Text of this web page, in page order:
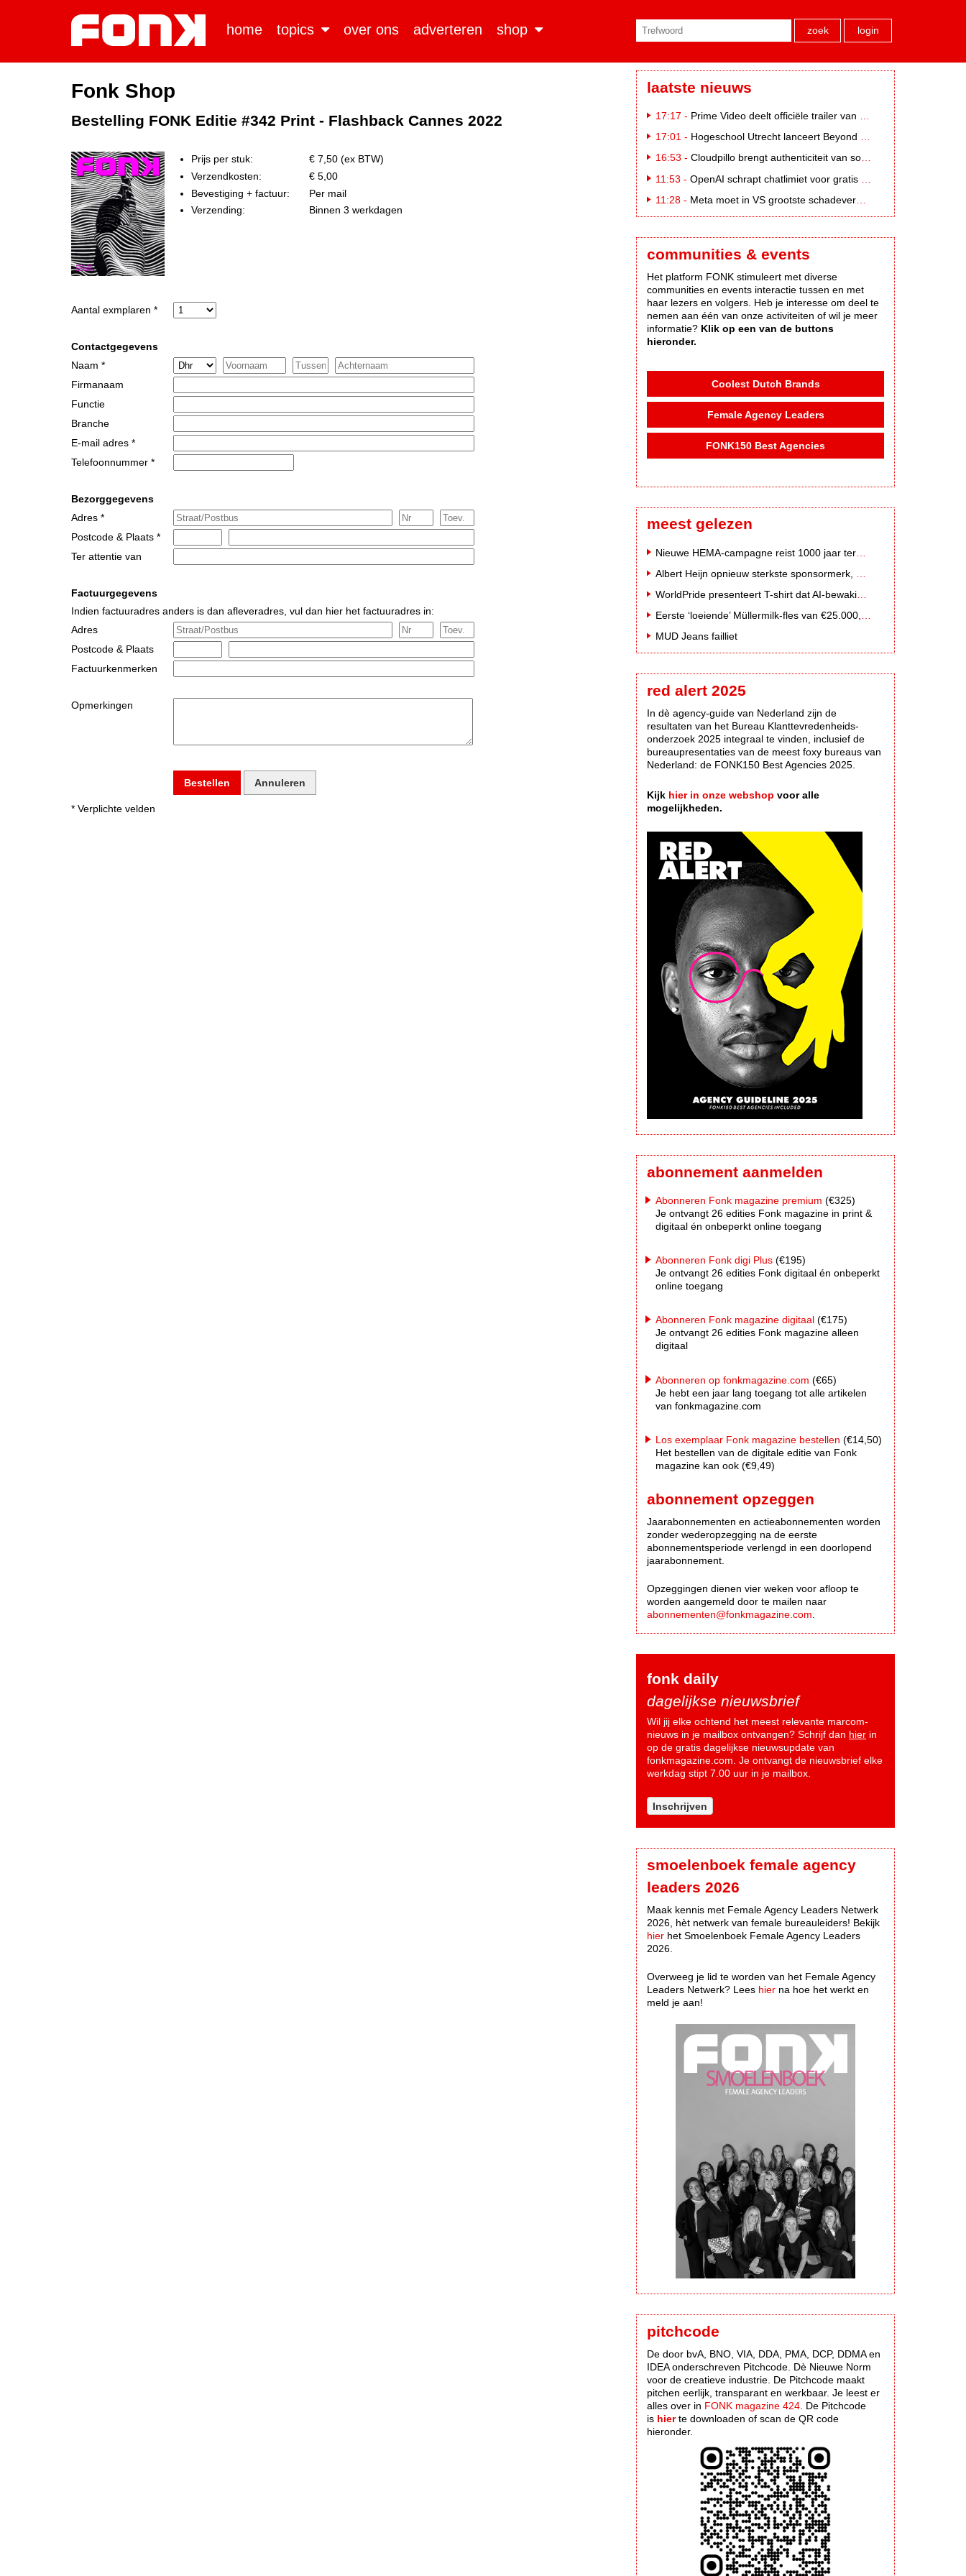
home topics over ons adverteren shop zoek login
Fonk Shop
Bestelling FONK Editie #342 Print - Flashback Cannes 2022
Prijs per stuk:
€ 7,50 (ex BTW)
Verzendkosten:
€ 5,00
Bevestiging + factuur:
Per mail
Verzending:
Binnen 3 werkdagen
Aantal exmplaren *
Contactgegevens
Naam *
Firmanaam
Functie
Branche
E-mail adres *
Telefoonnummer *
Bezorggegevens
Adres *
Postcode & Plaats *
Ter attentie van
Factuurgegevens
Indien factuuradres anders is dan afleveradres, vul dan hier het factuuradres in:
Adres
Postcode & Plaats
Factuurkenmerken
Opmerkingen
Bestellen Annuleren
* Verplichte velden
laatste nieuws
17:17 - Prime Video deelt officiële trailer van L*VE KLEINE
17:01 - Hogeschool Utrecht lanceert Beyond Campus binnen International Creative Business
16:53 - Cloudpillo brengt authenticiteit van social naar tv
11:53 - OpenAI schrapt chatlimiet voor gratis ChatGPT-gebruikers
11:28 - Meta moet in VS grootste schadevergoeding ooit betalen: 567 miljoen dollar
communities & events
Het platform FONK stimuleert met diverse
communities en events interactie tussen en met
haar lezers en volgers. Heb je interesse om deel te
nemen aan één van onze activiteiten of wil je meer
informatie? Klik op een van de buttons
hieronder.
Coolest Dutch Brands
Female Agency Leaders
FONK150 Best Agencies
meest gelezen
MUD Jeans failliet
red alert 2025
In dè agency-guide van Nederland zijn de
resultaten van het Bureau Klanttevredenheids-
onderzoek 2025 integraal te vinden, inclusief de
bureaupresentaties van de meest foxy bureaus van
Nederland: de FONK150 Best Agencies 2025.
Kijk hier in onze webshop voor alle
mogelijkheden.
abonnement aanmelden
Abonneren Fonk magazine premium (€325)
Je ontvangt 26 edities Fonk magazine in print &
digitaal én onbeperkt online toegang
Abonneren Fonk digi Plus (€195)
Je ontvangt 26 edities Fonk digitaal én onbeperkt
online toegang
Abonneren Fonk magazine digitaal (€175)
Je ontvangt 26 edities Fonk magazine alleen
digitaal
Abonneren op fonkmagazine.com (€65)
Je hebt een jaar lang toegang tot alle artikelen
van fonkmagazine.com
Los exemplaar Fonk magazine bestellen (€14,50)
Het bestellen van de digitale editie van Fonk
magazine kan ook (€9,49)
abonnement opzeggen
Jaarabonnementen en actieabonnementen worden
zonder wederopzegging na de eerste
abonnementsperiode verlengd in een doorlopend
jaarabonnement.
Opzeggingen dienen vier weken voor afloop te
worden aangemeld door te mailen naar
abonnementen@fonkmagazine.com
fonk daily
dagelijkse nieuwsbrief
Wil jij elke ochtend het meest relevante marcom-
nieuws in je mailbox ontvangen? Schrijf dan hier in
op de gratis dagelijkse nieuwsupdate van
fonkmagazine.com. Je ontvangt de nieuwsbrief elke
werkdag stipt 7.00 uur in je mailbox.
Inschrijven
smoelenboek female agency
leaders 2026
Maak kennis met Female Agency Leaders Netwerk
2026, hèt netwerk van female bureauleiders! Bekijk
hier het Smoelenboek Female Agency Leaders
2026.
Overweeg je lid te worden van het Female Agency
Leaders Netwerk? Lees hier na hoe het werkt en
meld je aan!
pitchcode
De door bvA, BNO, VIA, DDA, PMA, DCP, DDMA en
IDEA onderschreven Pitchcode. Dè Nieuwe Norm
voor de creatieve industrie. De Pitchcode maakt
pitchen eerlijk, transparant en werkbaar. Je leest er
alles over in FONK magazine 424 . De Pitchcode
is hierte downloaden of scan de QR code
hieronder.